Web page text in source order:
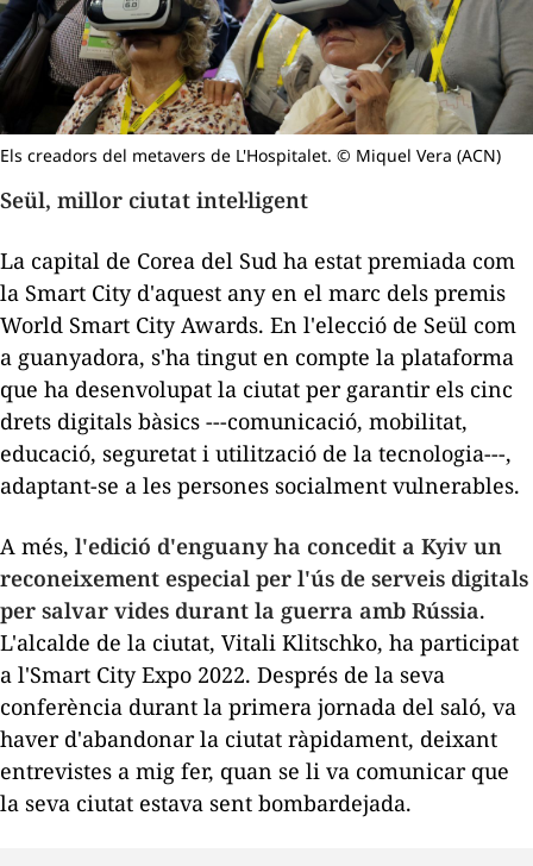
Els creadors del metavers de L'Hospitalet. © Miquel Vera (ACN)
Seül, millor ciutat intel·ligent
La capital de Corea del Sud ha estat premiada com
la Smart City d'aquest any en el marc dels premis
World Smart City Awards. En l'elecció de Seül com
a guanyadora, s'ha tingut en compte la plataforma
que ha desenvolupat la ciutat per garantir els cinc
drets digitals bàsics ---comunicació, mobilitat,
educació, seguretat i utilització de la tecnologia---,
adaptant-se a les persones socialment vulnerables.
A més, l'edició d'enguany ha concedit a Kyiv un
reconeixement especial per l'ús de serveis digitals
per salvar vides durant la guerra amb Rússia.
L'alcalde de la ciutat, Vitali Klitschko, ha participat
a l'Smart City Expo 2022. Després de la seva
conferència durant la primera jornada del saló, va
haver d'abandonar la ciutat ràpidament, deixant
entrevistes a mig fer, quan se li va comunicar que
la seva ciutat estava sent bombardejada.